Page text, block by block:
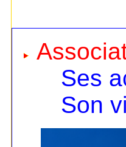
Ses
Son